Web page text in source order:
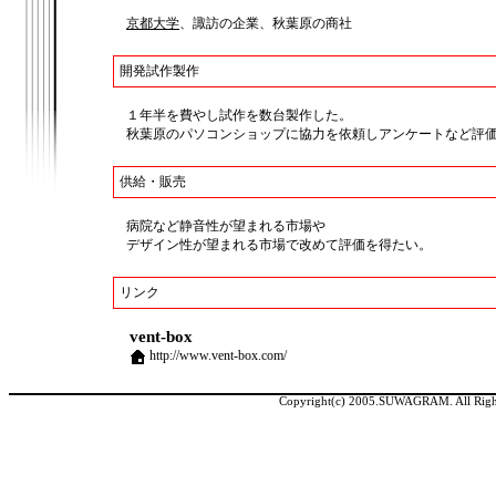
京都大学、諏訪の企業、秋葉原の商社
開発試作製作
１年半を費やし試作を数台製作した。
秋葉原のパソコンショップに協力を依頼しアンケートなど評価
供給・販売
病院など静音性が望まれる市場や
デザイン性が望まれる市場で改めて評価を得たい。
リンク
vent-box
http://www.vent-box.com/
Copyright(c) 2005.SUWAGRAM. All